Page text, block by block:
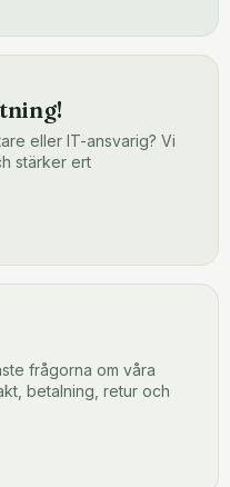
eller IT-ansvarig? Vi
stärker ert
frågorna om våra
betalning, retur och